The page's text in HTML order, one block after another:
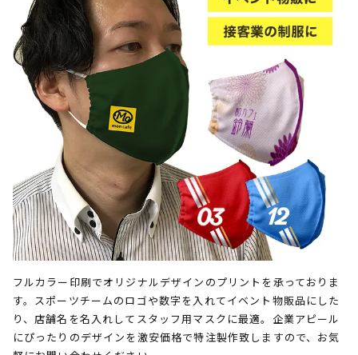
フルカラー印刷でオリジナルデザインのプリントを承っておりま
す。スポーツチームのロゴや数字を入れてイベント物販品にした
り、店舗名を名入れしてスタッフ用マスクに最適。企業アピール
にぴったりのデザインを激安価格で特注製作致しますので、お気